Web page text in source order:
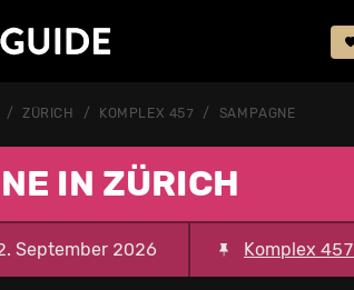
ZÜRICH KOMPLEX 457 SAMPAGNE
IN ZÜRICH
September 2026 Komplex 457